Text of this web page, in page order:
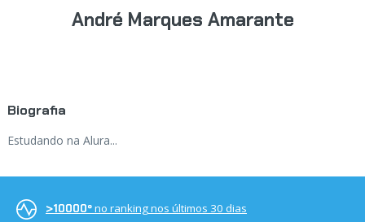
André Marques Amarante
Biografia
Estudando na Alura...
>10000ºno ranking nos últimos 30 dias